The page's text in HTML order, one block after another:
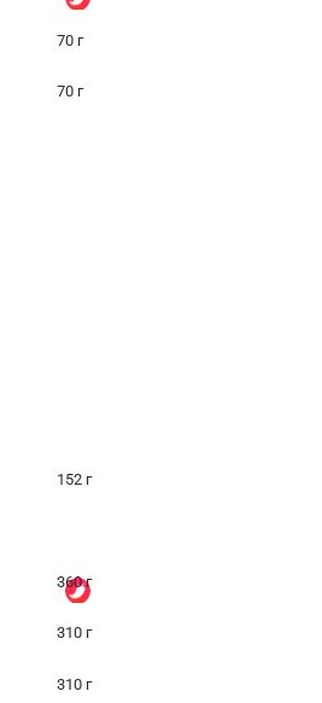
70 г
70 г
152 г
360 г
310 г
310 г